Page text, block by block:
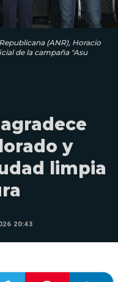
(ANR), Horacio
de la campaña "Asu
y
limpia
20:43